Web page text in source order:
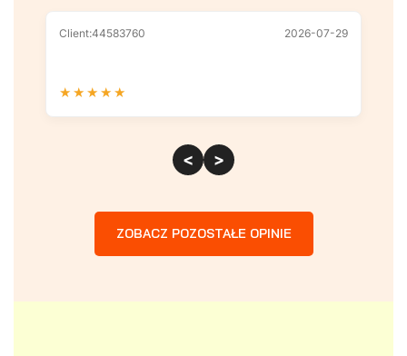
Client:44583760 2026-07-29
★ ★ ★ ★ ★
< >
ZOBACZ POZOSTAŁE OPINIE